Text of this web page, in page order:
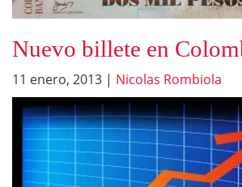
Nuevo billete en
11 enero, 2013 | Nicolas Rombiola